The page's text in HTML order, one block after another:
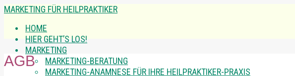
MARKETING FÜR HEILPRAKTIKER
HOME
HIER GEHT’S LOS!
MARKETING
MARKETING-BERATUNG
MARKETING-ANAMNESE FÜR IHRE HEILPRAKTIKER-PRAXIS
AGB